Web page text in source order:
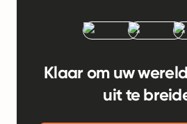
Klaar om uw
uit te